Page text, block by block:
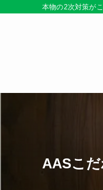
本物の2次対策が
AASこ